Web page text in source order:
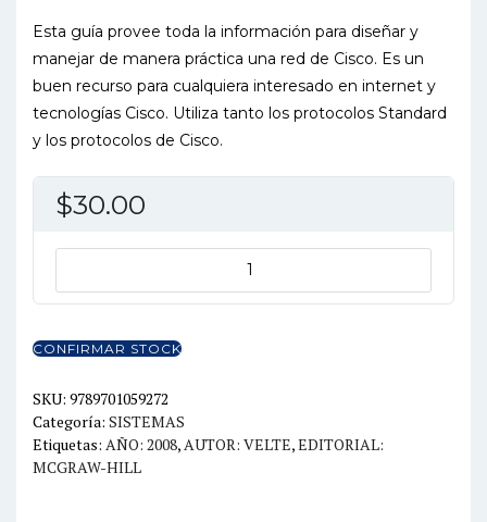
Esta guía provee toda la información para diseñar y
manejar de manera práctica una red de Cisco. Es un
buen recurso para cualquiera interesado en internet y
tecnologías Cisco. Utiliza tanto los protocolos Standard
y los protocolos de Cisco.
$30.00
4ED
CONFIRMAR STOCK
SKU: 9789701059272
Categoría: SISTEMAS
Etiquetas: AÑO: 2008, AUTOR: VELTE,EDITORIAL:
MCGRAW-HILL